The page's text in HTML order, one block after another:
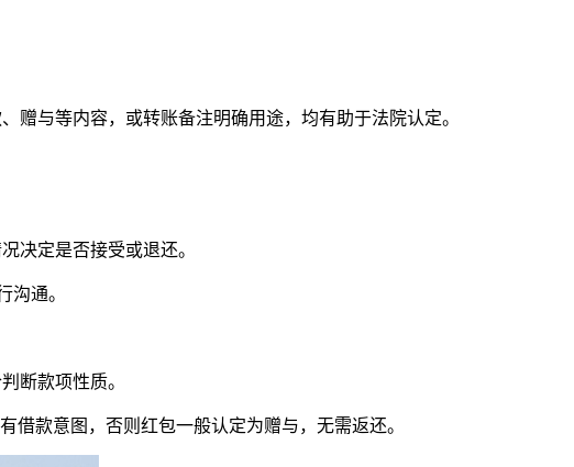
与等内容，或转账备注明确用途，均有助于法院认定。
决定是否接受或退还。
通。
断款项性质。
款意图，否则红包一般认定为赠与，无需返还。